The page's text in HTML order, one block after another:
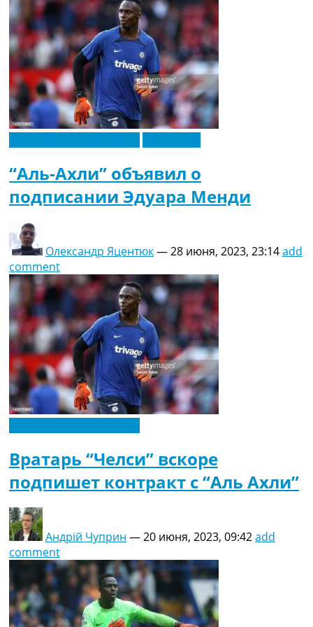
“Аль-Ахли” объявил о
подписании Эдуара Менди
Олександр Яцентюк—28 июня, 2023, 23:14add
comment
Вратарь “Челси” вскоре
подпишет контракт с “Аль Ахли”
Андрій Чуприн —20 июня, 2023, 09:42add
comment